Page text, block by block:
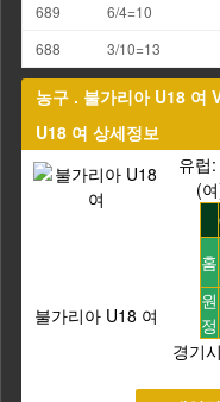
689
6/4=10
688
3/10=13
농구 . 불가리아 U18 여
U18 여 상세정보
불가리아 U18 여
유럽
(
홈
원
정
경기